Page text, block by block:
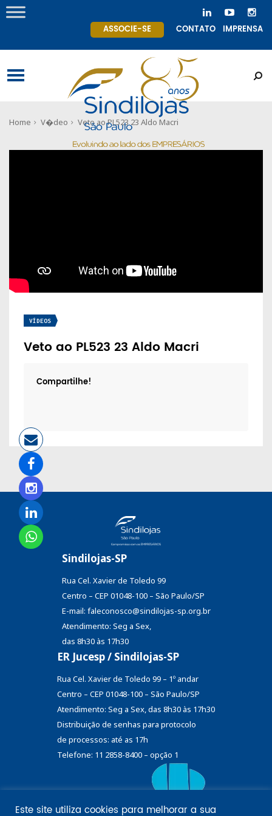
ASSOCIE-SE CONTATO IMPRENSA
Home V�deo Veto ao PL523 23 Aldo Macri
VÍDEOS
Veto ao PL523 23 Aldo Macri
Compartilhe!
Sindilojas-SP
Rua Cel. Xavier de Toledo 99
Centro – CEP 01048-100 – São Paulo/SP
E-mail: faleconosco@sindilojas-sp.org.br
Atendimento: Seg a Sex,
das 8h30 às 17h30
ER Jucesp / Sindilojas-SP
Rua Cel. Xavier de Toledo 99 – 1º andar
Centro – CEP 01048-100 – São Paulo/SP
Atendimento: Seg a Sex, das 8h30 às 17h30
Distribuição de senhas para protocolo
de processos: até as 17h
Telefone: 11 2858-8400 – opção 1
Este site utiliza cookies para melhorar a sua